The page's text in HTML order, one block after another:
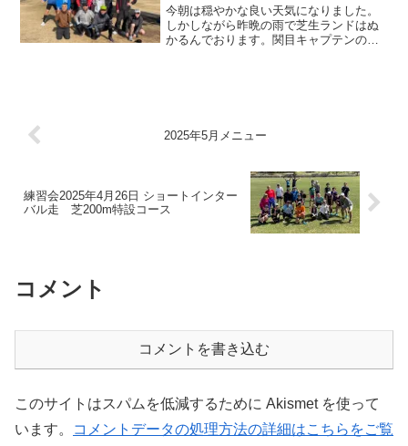
今朝は穏やかな良い天気になりました。
しかしながら昨晩の雨で芝生ランドはぬ
かるんでおります。関目キャプテンの判
2025年5月メニュー
練習会2025年4月26日 ショートインター
バル走 芝200m特設コース
コメント
コメントを書き込む
このサイトはスパムを低減するために Akismet を使って
います。
コメントデータの処理方法の詳細はこちらをご覧